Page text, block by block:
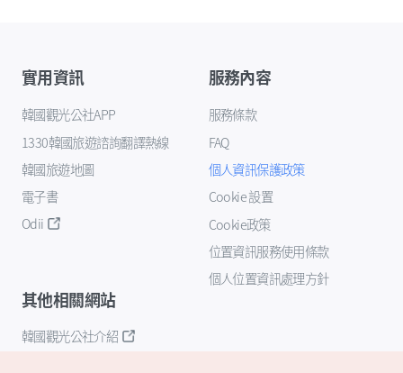
實用資訊
韓國觀光公社APP
1330韓國旅遊諮詢翻譯熱線
韓國旅遊地圖
電子書
Odii
服務內容
服務條款
FAQ
個人資訊保護政策
Cookie 設置
Cookie政策
位置資訊服務使用條款
個人位置資訊處理方針
其他相關網站
韓國觀光公社介紹